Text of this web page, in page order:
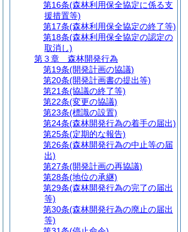
第16条(森林利用保全協定に係る支
援措置等)
第17条(森林利用保全協定の終了等)
第18条(森林利用保全協定の認定の
取消し)
第３章
森林開発行為
第19条(開発計画の協議)
第20条(開発計画書の提出等)
第21条(協議の終了等)
第22条(変更の協議)
第23条(標識の設置)
第24条(森林開発行為の着手の届出)
第25条(定期的な報告)
第26条(森林開発行為の中止等の届
出)
第27条(開発計画の再協議)
第28条(地位の承継)
第29条(森林開発行為の完了の届出
等)
第30条(森林開発行為の廃止の届出
等)